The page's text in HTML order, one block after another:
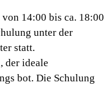
14:00 bis ca. 18:00
unter der
statt.
der ideale
bot. Die Schulung